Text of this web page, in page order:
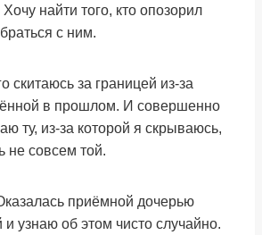
найти того, кто опозорил
с ним.
скитаюсь за границей из-за
в прошлом. И совершенно
ту, из-за которой я скрываюсь,
не совсем той.
приёмной дочерью
и узнаю об этом чисто случайно.